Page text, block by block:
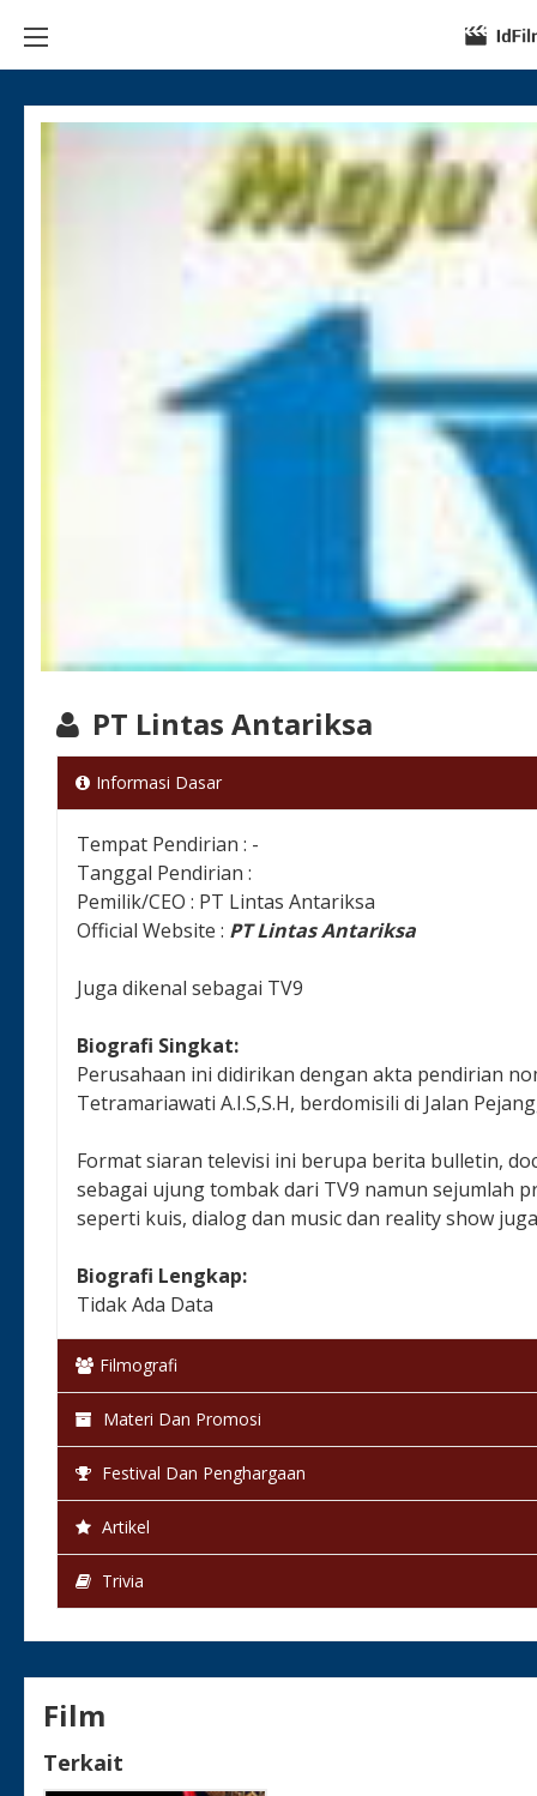
PT Lintas Antariksa
Informasi Dasar
Tempat Pendirian : -
Tanggal Pendirian :
Pemilik/CEO : PT Lintas Antariksa
Official Website : PT Lintas Antariksa
Juga dikenal sebagai TV9
Biografi Singkat:
Perusahaan ini didirikan dengan akta pendirian
Tetramariawati A.I.S,S.H, berdomisili di Jalan
Format siaran televisi ini berupa berita bulletin,
sebagai ujung tombak dari TV9 namun sejumlah
seperti kuis, dialog dan music dan reality show
Biografi Lengkap:
Tidak Ada Data
Filmografi
Materi Dan Promosi
Festival Dan Penghargaan
Artikel
Trivia
Film
Terkait